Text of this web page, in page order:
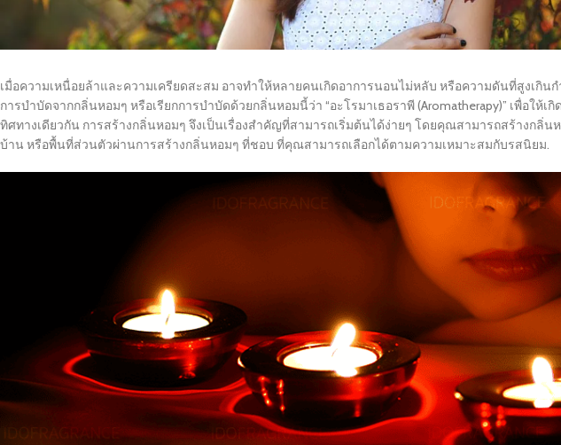
เมื่อความเหนื่อยล้าและความเครียดสะสม อาจทำให้หลายคนเกิดอาการนอนไม่หลับ หรือความดันที่สูงเกิน
การบำบัดจากกลิ่นหอมๆ หรือเรียกการบำบัดด้วยกลิ่นหอมนี้ว่า “อะโรมาเธอราพี (Aromatherapy)” เพื่อให้
ทิศทางเดียวกัน การสร้างกลิ่นหอมๆ จึงเป็นเรื่องสำคัญที่สามารถเริ่มต้นได้ง่ายๆ โดยคุณสามารถสร้างกลิ่
บ้าน หรือพื้นที่ส่วนตัวผ่านการสร้างกลิ่นหอมๆ ที่ชอบ ที่คุณสามารถเลือกได้ตามความเหมาะสมกับรสนิยม.